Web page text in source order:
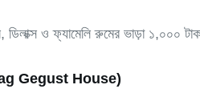
ডিলাক্স ও ফ্যামেলি রুমের ভাড়া
Gegust House)